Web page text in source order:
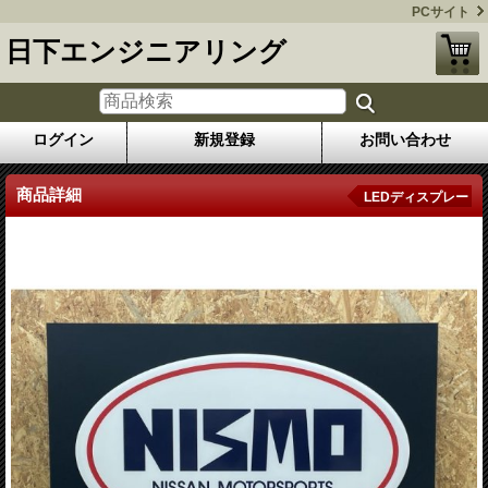
PCサイト
日下エンジニアリング
ログイン 新規登録 お問い合わせ
商品詳細 LEDディスプレー